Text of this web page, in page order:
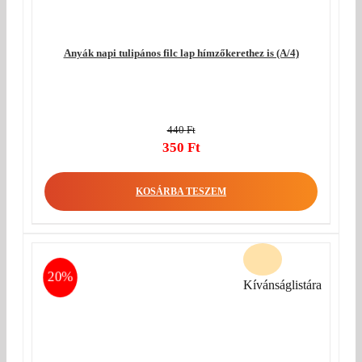
Anyák napi tulipános filc lap hímzőkerethez is (A/4)
440Ft
Original
was:
350 Ft
price
KOSÁRBA TESZEM
20%
Kívánságlistára